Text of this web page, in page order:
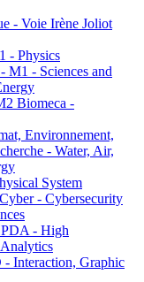
- Voie Irène Joliot
- Physics
- Sciences and
Biomeca -
Environnement,
- Water, Air,
System
- Cybersecurity
- High
Interaction, Graphic